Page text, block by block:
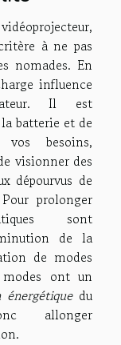
à ne pas
nomades. En
influence
Il est
batterie et de
besoins,
visionner des
dépourvus de
prolonger
sont
de la
de modes
modes ont un
énergétiquedu
allonger